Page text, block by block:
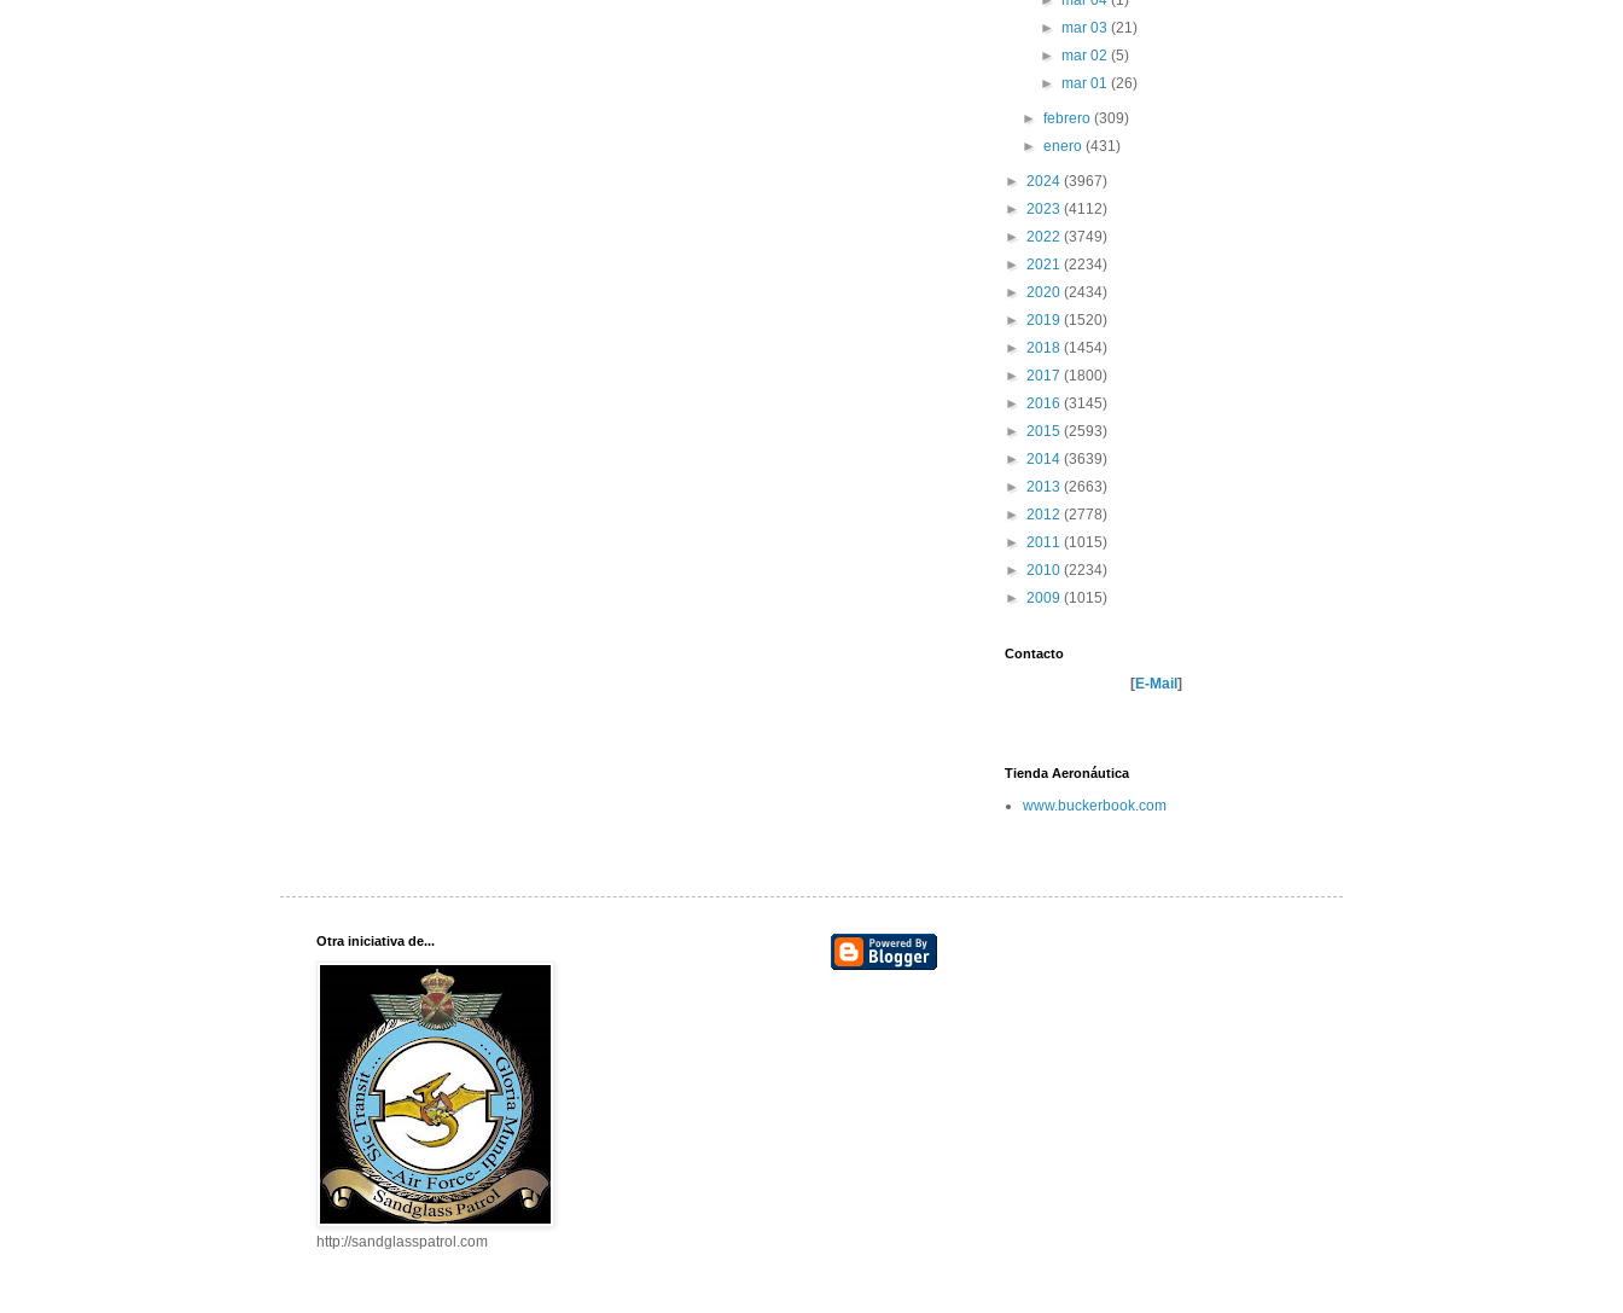
► mar 03 (21)
► mar 02 (5)
► mar 01 (26)
►febrero(309)
►enero(431)
► 2024 (3967)
► 2023 (4112)
► 2022 (3749)
► 2021 (2234)
► 2020 (2434)
► 2019 (1520)
► 2018 (1454)
► 2017 (1800)
► 2016 (3145)
► 2015 (2593)
► 2014 (3639)
► 2013 (2663)
► 2012 (2778)
► 2011 (1015)
► 2010 (2234)
► 2009 (1015)
Contacto
[E-Mail ]
Tienda Aeronáutica
www.buckerbook.com
Otra iniciativa de...
http://sandglasspatrol.com